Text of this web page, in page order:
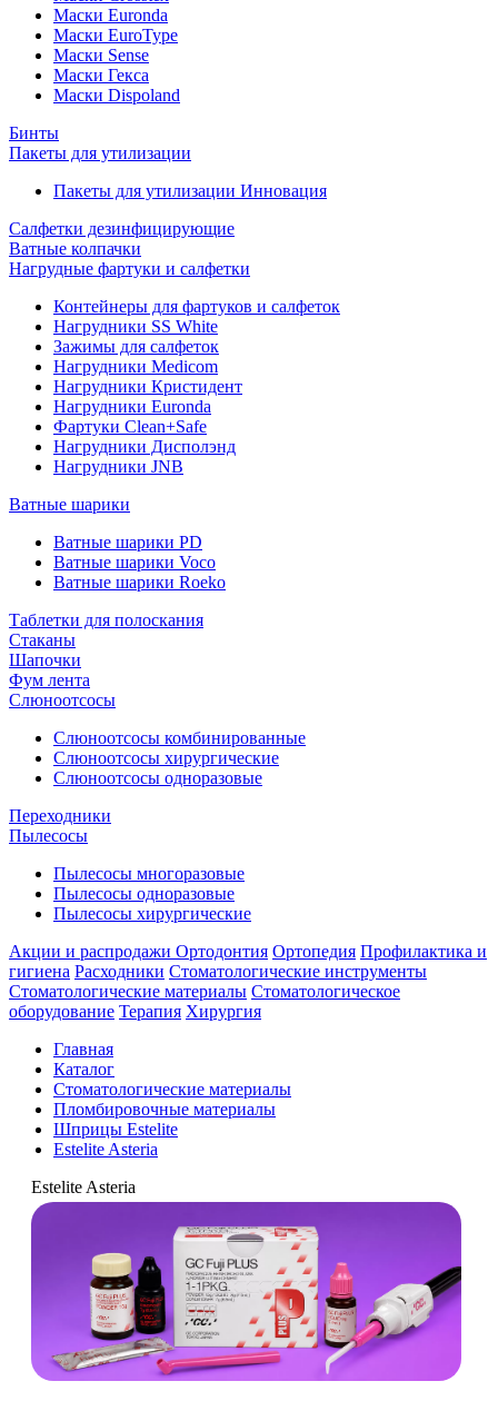
Маски Euronda
Маски EuroType
Маски Sense
Маски Гекса
Маски Dispoland
Бинты
Пакеты для утилизации
Пакеты для утилизации Инновация
Салфетки дезинфицирующие
Ватные колпачки
Нагрудные фартуки и салфетки
Контейнеры для фартуков и салфеток
Нагрудники SS White
Зажимы для салфеток
Нагрудники Medicom
Нагрудники Кристидент
Нагрудники Euronda
Фартуки Clean+Safe
Нагрудники Дисполэнд
Нагрудники JNB
Ватные шарики
Ватные шарики PD
Ватные шарики Voco
Ватные шарики Roeko
Таблетки для полоскания
Стаканы
Шапочки
Фум лента
Слюноотсосы
Слюноотсосы комбинированные
Слюноотсосы хирургические
Слюноотсосы одноразовые
Переходники
Пылесосы
Пылесосы многоразовые
Пылесосы одноразовые
Пылесосы хирургические
Акции и распродажи Ортодонтия Ортопедия Профилактика и
гигиена Расходники Стоматологические инструменты
Стоматологические материалы Стоматологическое
оборудование Терапия Хирургия
Главная
Каталог
Стоматологические материалы
Пломбировочные материалы
Шприцы Estelite
Estelite Asteria
Estelite Asteria